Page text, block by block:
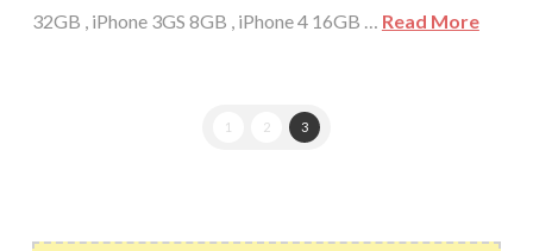
32GB , iPhone 3GS 8GB , iPhone 4 16GB … Read More
1 2 3